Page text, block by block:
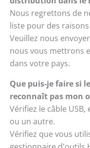
Nous regrettons de
liste pour des
Veuillez nous
nous vous mettrons
dans votre pays.
Que puis-je faire si
reconnaît pas mon
Vérifiez le câble USB,
ou un autre.
Vérifiez que vous